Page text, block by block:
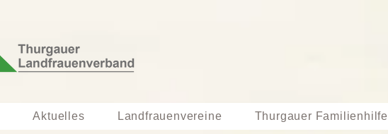
Aktuelles Landfrauenvereine Thurgauer Familienhilfe